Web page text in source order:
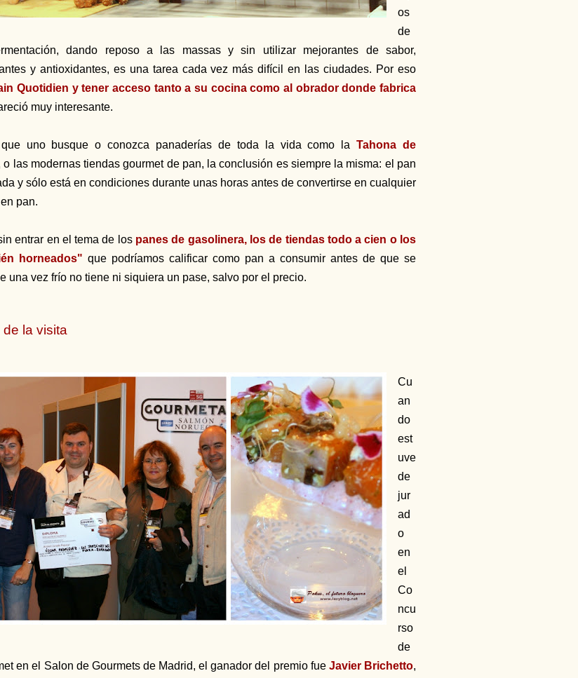
os
de
dando reposo a las massas y sin utilizar mejorantes de sabor,
y antioxidantes, es una tarea cada vez más difícil en las ciudades. Por eso
Quotidien y tener acceso tanto a su cocina como al obrador donde fabrica
muy interesante.
que uno busque o conozca panaderías de toda la vida como laTahona de
o las modernas tiendas gourmet de pan, la conclusión es siempre la misma: el pan
y sólo está en condiciones durante unas horas antes de convertirse en cualquier
pan.
entrar en el tema de los panes de gasolinera, los de tiendas todo a cien o los
horneados" que podríamos calificar como pan a consumir antes de que se
una vez frío no tiene ni siquiera un pase, salvo por el precio.
la visita
Cu
an
do
est
uve
de
jur
ad
o
en
el
Co
ncu
rso
de
en el Salon de Gourmets de Madrid, el ganador del premio fue Javier Brichetto,